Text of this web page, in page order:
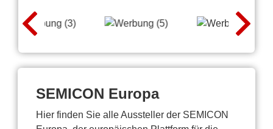
SEMICON Europa
Hier finden Sie alle Aussteller der SEMICON